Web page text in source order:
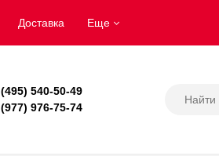
Доставка Еще
540-50-49
976-75-74